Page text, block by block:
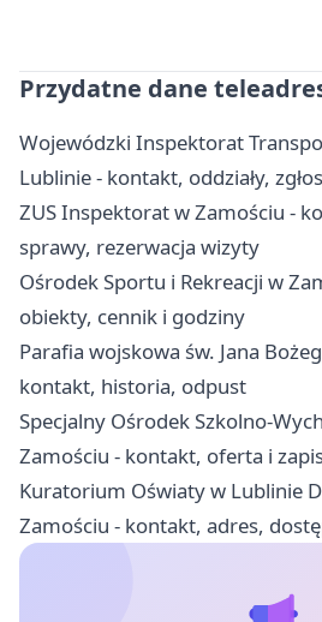
Przydatne dane
Wojewódzki Inspektorat
Lublinie - kontakt, oddziały,
ZUS Inspektorat w Zamościu -
sprawy, rezerwacja wizyty
Ośrodek Sportu i Rekreacji w
obiekty, cennik i godziny
Parafia wojskowa św. Jana
kontakt, historia, odpust
Specjalny Ośrodek Szkolno-
Zamościu - kontakt, oferta i
Kuratorium Oświaty w Lublinie
Zamościu - kontakt, adres,